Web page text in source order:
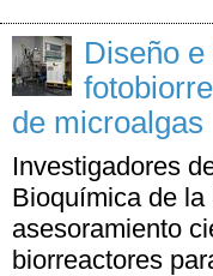
Diseño
de microalgas
Investigadores
Bioquímica de
asesoramiento
biorreactores